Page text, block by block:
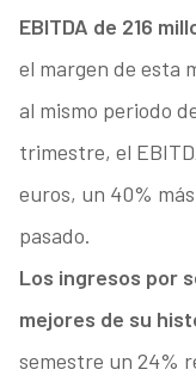
EBITDA de 216
el margen de esta
al mismo periodo
trimestre, el
euros, un 40%
pasado.
Los ingresos por
mejores de su
semestre un 24%